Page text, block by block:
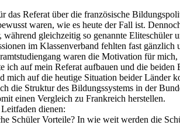
das Referat über die französische
waren, wie es heute der Fall ist.
gleichzeitig so genannte
im Klassenverband fehlten fast
waren die Motivation für
ich auf mein Referat aufbauen und die
mich auf die heutige Situation beider Länder
die Struktur des Bildungssystems in der
einen Vergleich zu Frankreich herstellen.
dienen:
Schüler Vorteile? In wie weit werden die